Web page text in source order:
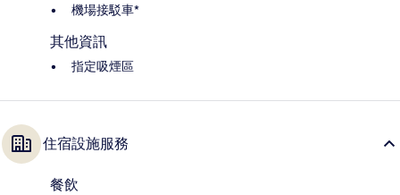
機場接駁車*
其他資訊
指定吸煙區
住宿設施服務
餐飲